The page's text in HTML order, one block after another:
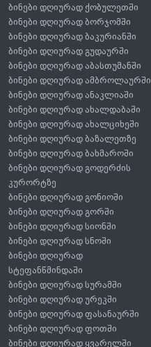
ბინები დღიურად ქობულეთში
ბინები დღიურად ბორჯომში
ბინები დღიურად ბაკურიანში
ბინები დღიურად გუდაურში
ბინები დღიურად აბასთუმანში
ბინები დღიურად ამბროლაურში
ბინები დღიურად ანაკლიაში
ბინები დღიურად ახალდაბაში
ბინები დღიურად ახალციხეში
ბინები დღიურად ბაზალეთზე
ბინები დღიურად ბახმაროში
ბინები დღიურად გოდერძის
კურორტზე
ბინები დღიურად გონიოში
ბინები დღიურად გორში
ბინები დღიურად სიონში
ბინები დღიურად სნოში
ბინები დღიურად
სტეფანწმინდაში
ბინები დღიურად სურამში
ბინები დღიურად ურეკში
ბინები დღიურად ფასანაურში
ბინები დღიურად ფოთში
ბინები დღიურად ყვარელში